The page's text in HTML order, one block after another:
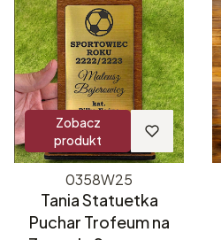
Zobacz
produkt
0358W25
Tania Statuetka
Puchar Trofeum na